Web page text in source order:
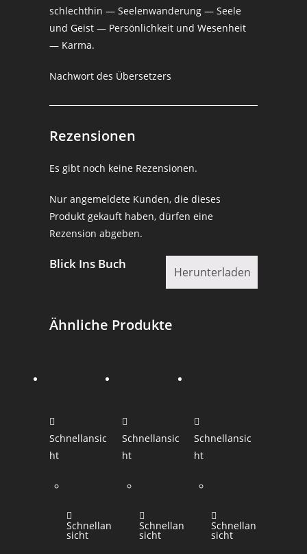
schlechthin — Seelenwanderung — Seele
und Geist — Persönlichkeit und Wesenheit
— Karma.
Nachwort des Übersetzers
Rezensionen
Es gibt noch keine Rezensionen.
Nur angemeldete Kunden, die dieses
Produkt gekauft haben, dürfen eine
Rezension abgeben.
Blick Ins Buch
Herunterladen
Ähnliche Produkte
Schnellansic
ht
Schnellan
sicht
Schnellansic
ht
Schnellan
sicht
Schnellansic
ht
Schnellan
sicht